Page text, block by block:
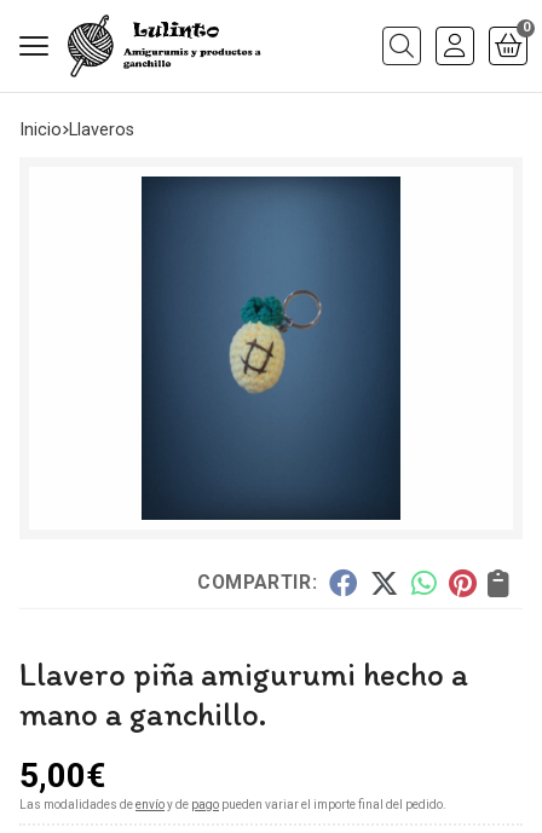
Buscar
0
Inicio llaveros
COMPARTIR:
Llavero piña amigurumi hecho a
mano a ganchillo.
5,00€
Las modalidades deenvíoy de pago pueden variar el importe final del pedido.